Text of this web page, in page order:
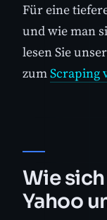
Für eine
und wie man
lesen Sie
zumScraping
Wie
Yahoo